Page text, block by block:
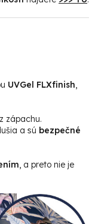
UVGel FLXfinish,
zápachu.
a sú bezpečné
, a preto nie je